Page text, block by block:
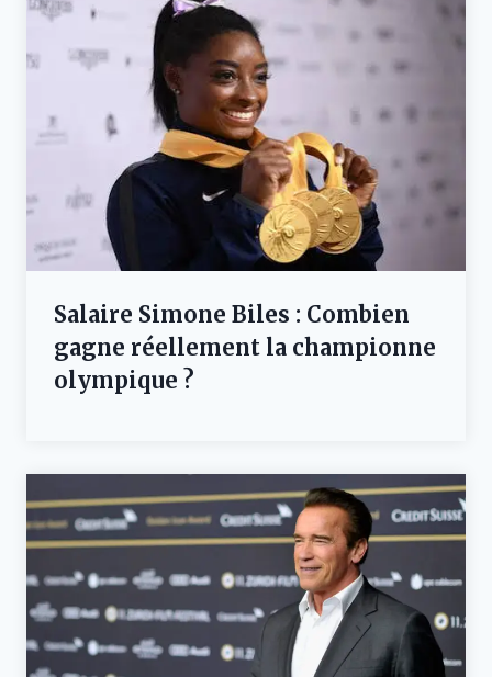
Salaire Simone Biles : Combien
gagne réellement la championne
olympique ?